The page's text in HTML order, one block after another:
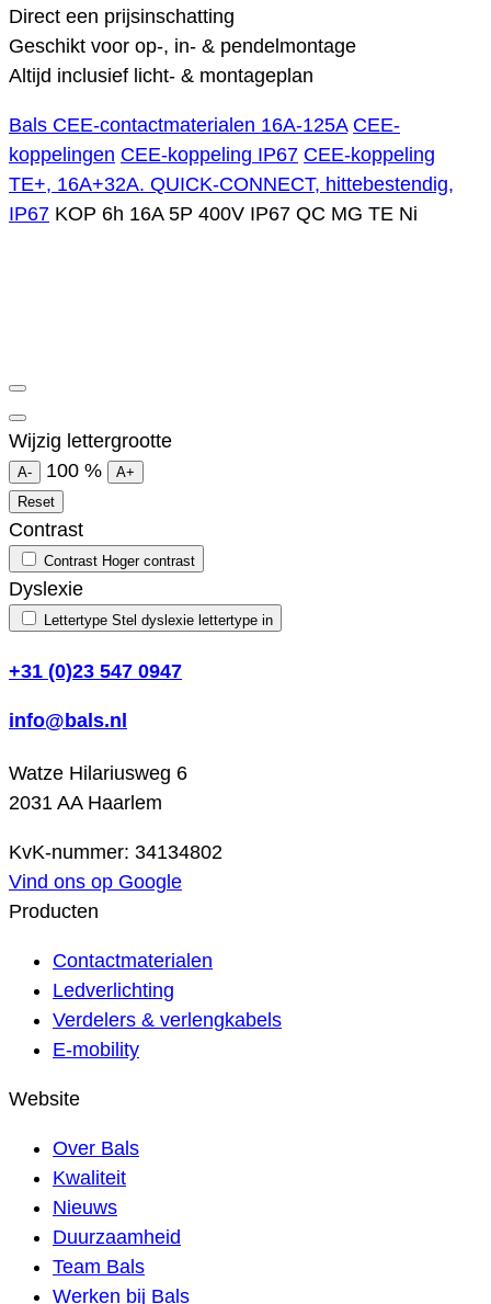
Direct een prijsinschatting
Geschikt voor op-, in- & pendelmontage
Altijd inclusief licht- & montageplan
Bals CEE-contactmaterialen 16A-125A CEE-
koppelingen CEE-koppeling IP67 CEE-koppeling
TE+, 16A+32A. QUICK-CONNECT, hittebestendig,
IP67 KOP 6h 16A 5P 400V IP67 QC MG TE Ni
Wijzig lettergrootte
A- 100 %
A+
Reset
Contrast
Contrast Hoger contrast
Dyslexie
Lettertype Stel dyslexie lettertype in
+31 (0)23 547 0947
info@bals.nl
Watze Hilariusweg 6
2031 AA Haarlem
KvK-nummer: 34134802
Vind ons op Google
Producten
Contactmaterialen
Ledverlichting
Verdelers & verlengkabels
E-mobility
Website
Over Bals
Kwaliteit
Nieuws
Duurzaamheid
Team Bals
Werken bij Bals